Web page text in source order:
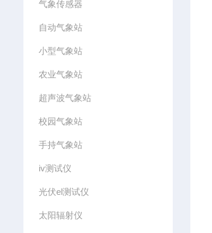
气象传感器
自动气象站
小型气象站
农业气象站
超声波气象站
校园气象站
手持气象站
iv测试仪
光伏el测试仪
太阳辐射仪